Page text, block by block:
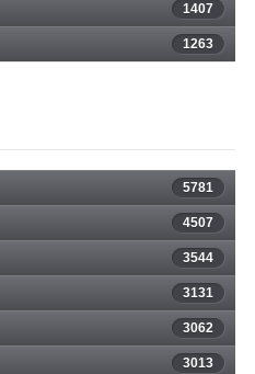
1407
1263
5781
4507
3544
3131
3062
3013